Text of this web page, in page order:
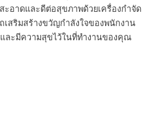
ะอาดและดีต่อสุขภาพด้วยเครื่องกำจัด
เสริมสร้างขวัญกำลังใจของพนักงาน
ละมีความสุขไว้ในที่ทำงานของคุณ